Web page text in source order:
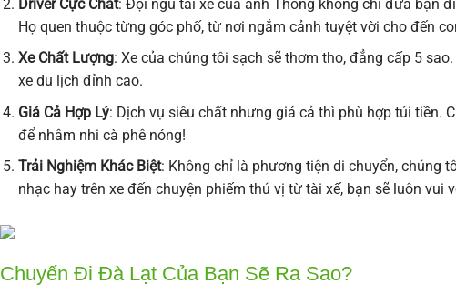
Driver Cực Chất: Đội ngũ tài xế của anh Thông không chỉ đưa bạn
Họ quen thuộc từng góc phố, từ nơi ngắm cảnh tuyệt vời cho đến
Xe Chất Lượng: Xe của chúng tôi sạch sẽ thơm tho, đẳng cấp 5
xe du lịch đỉnh cao.
Giá Cả Hợp Lý: Dịch vụ siêu chất nhưng giá cả thì phù hợp túi tiền.
để nhâm nhi cà phê nóng!
Trải Nghiệm Khác Biệt: Không chỉ là phương tiện di chuyển, chúng
nhạc hay trên xe đến chuyện phiếm thú vị từ tài xế, bạn sẽ luôn vui
Chuyến Đi Đà Lạt Của Bạn Sẽ Ra Sao?